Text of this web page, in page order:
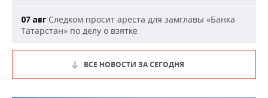
07 авг Следком просит ареста для замглавы «Банка
Татарстан» по делу о взятке
ВСЕ НОВОСТИ ЗА СЕГОДНЯ